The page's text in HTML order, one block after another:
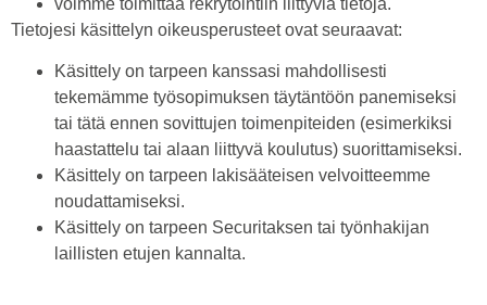
Tietojesi käsittelyn oikeusperusteet ovat seuraavat:
Käsittely on tarpeen kanssasi mahdollisesti
tekemämme työsopimuksen täytäntöön panemiseksi
tai tätä ennen sovittujen toimenpiteiden (esimerkiksi
haastattelu tai alaan liittyvä koulutus) suorittamiseksi.
Käsittely on tarpeen lakisääteisen velvoitteemme
noudattamiseksi.
Käsittely on tarpeen Securitaksen tai työnhakijan
laillisten etujen kannalta.